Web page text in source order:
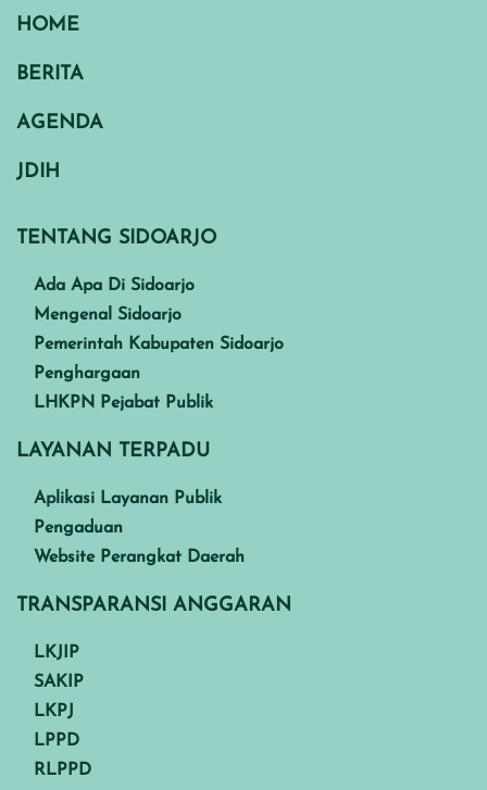
HOME
BERITA
AGENDA
JDIH
TENTANG SIDOARJO
Ada Apa Di Sidoarjo
Mengenal Sidoarjo
Pemerintah Kabupaten Sidoarjo
Penghargaan
LHKPN Pejabat Publik
LAYANAN TERPADU
Aplikasi Layanan Publik
Pengaduan
Website Perangkat Daerah
TRANSPARANSI ANGGARAN
LKJIP
SAKIP
LKPJ
LPPD
RLPPD